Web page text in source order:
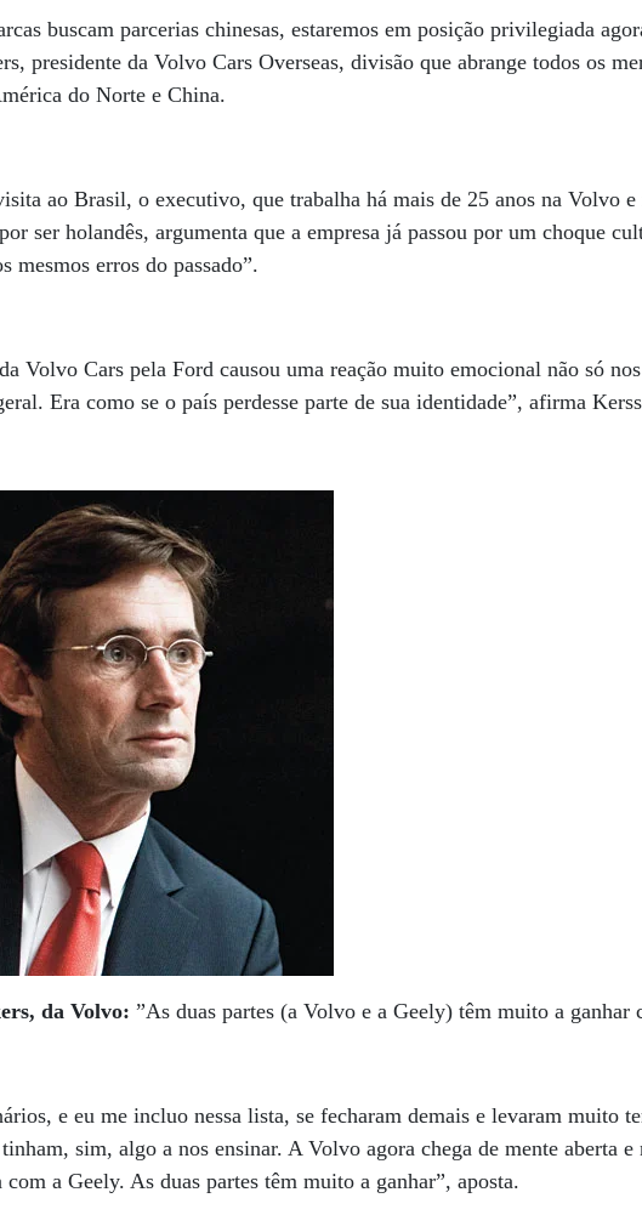
buscam parcerias chinesas, estaremos em posição privilegiada
presidente da Volvo Cars Overseas, divisão que abrange todos os
do Norte e China.
ao Brasil, o executivo, que trabalha há mais de 25 anos na Volvo
ser holandês, argumenta que a empresa já passou por um choque
mesmos erros do passado”.
Volvo Cars pela Ford causou uma reação muito emocional não só
Era como se o país perdesse parte de sua identidade”, afirma
da Volvo: ”As duas partes (a Volvo e a Geely) têm muito a ganhar
e eu me incluo nessa lista, se fecharam demais e levaram muito
sim, algo a nos ensinar. A Volvo agora chega de mente aberta e
a Geely. As duas partes têm muito a ganhar”, aposta.